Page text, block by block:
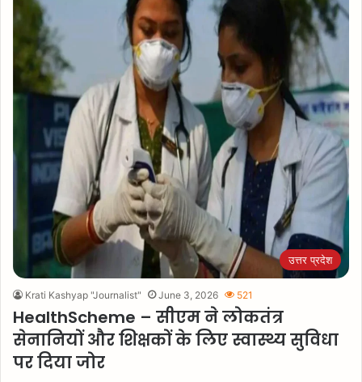
उत्तर प्रदेश
Krati Kashyap "Journalist" June 3, 2026 521
HealthScheme – सीएम ने लोकतंत्र
सेनानियों और शिक्षकों के लिए स्वास्थ्य सुविधा
पर दिया जोर